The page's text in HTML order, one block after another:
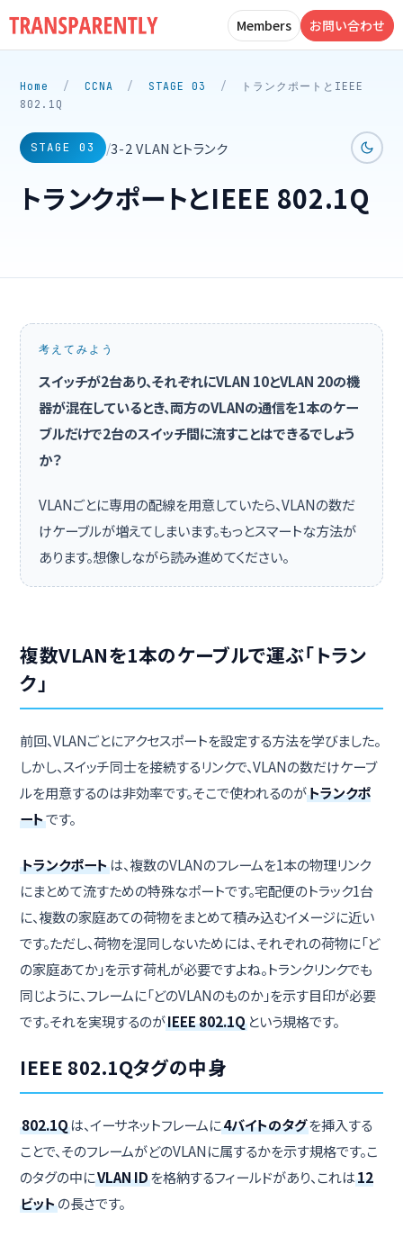
Members お問い合わせ
Home / CCNA / STAGE 03 /
トランクポートとIEEE
802.1Q
STAGE 03 /3-2 VLANとトランク
トランクポートとIEEE 802.1Q
考えてみよう
スイッチが2台あり、それぞれにVLAN 10とVLAN 20の機
器が混在しているとき、両方のVLANの通信を1本のケー
ブルだけで2台のスイッチ間に流すことはできるでしょう
か？
VLANごとに専用の配線を用意していたら、VLANの数だ
けケーブルが増えてしまいます。もっとスマートな方法が
あります。想像しながら読み進めてください。
複数VLANを1本のケーブルで運ぶ「トラン
ク」
前回、VLANごとにアクセスポートを設定する方法を学びました。
しかし、スイッチ同士を接続するリンクで、VLANの数だけケーブ
ルを用意するのは非効率です。そこで使われるのがトランクポ
ートです。
トランクポートは、複数のVLANのフレームを1本の物理リンク
にまとめて流すための特殊なポートです。宅配便のトラック1台
に、複数の家庭あての荷物をまとめて積み込むイメージに近い
です。ただし、荷物を混同しないためには、それぞれの荷物に「ど
の家庭あてか」を示す荷札が必要ですよね。トランクリンクでも
同じように、フレームに「どのVLANのものか」を示す目印が必要
です。それを実現するのがIEEE 802.1Q という規格です。
IEEE 802.1Qタグの中身
802.1Qは、イーサネットフレームに4バイトのタグを挿入する
ことで、そのフレームがどのVLANに属するかを示す規格です。こ
のタグの中にVLAN IDを格納するフィールドがあり、これは12
ビットの長さです。